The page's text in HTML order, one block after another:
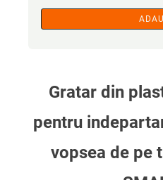
Gratar din
pentru
vopsea de pe